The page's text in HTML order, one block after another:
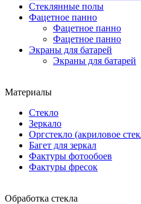
Стеклянные полы
Фацетное панно
Фацетное панно
Фацетное панно
Экраны для батарей
Экраны для батарей
Материалы
Стекло
Зеркало
Оргстекло (акриловое
Багет для зеркал
Фактуры фотообоев
Фактуры фресок
Обработка стекла